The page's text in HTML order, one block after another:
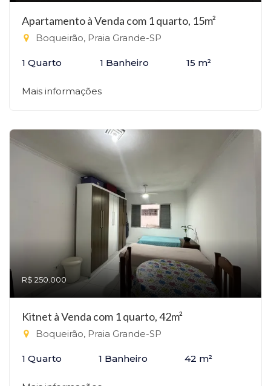
Apartamento à Venda com 1 quarto, 15m²
Boqueirão, Praia Grande-SP
1 Quarto 1 Banheiro 15 m²
Mais informações
R$ 250.000
Kitnet à Venda com 1 quarto, 42m²
Boqueirão, Praia Grande-SP
1 Quarto 1 Banheiro 42 m²